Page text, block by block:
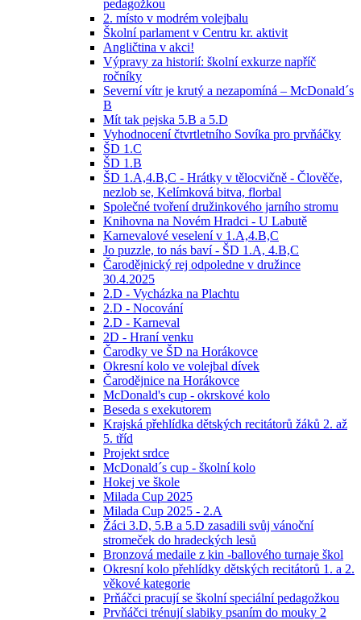
pedagožkou
2. místo v modrém volejbalu
Školní parlament v Centru kr. aktivit
Angličtina v akci!
Výpravy za historií: školní exkurze napříč
ročníky
Severní vítr je krutý a nezapomíná – McDonald´s
B
Mít tak pejska 5.B a 5.D
Vyhodnocení čtvrtletního Sovíka pro prvňáčky
ŠD 1.C
ŠD 1.B
ŠD 1.A,4.B,C - Hrátky v tělocvičně - Člověče,
nezlob se, Kelímková bitva, florbal
Společné tvoření družinkového jarního stromu
Knihovna na Novém Hradci - U Labutě
Karnevalové veselení v 1.A,4.B,C
Jo puzzle, to nás baví - ŠD 1.A, 4.B,C
Čarodějnický rej odpoledne v družince
30.4.2025
2.D - Vycházka na Plachtu
2.D - Nocování
2.D - Karneval
2D - Hraní venku
Čarodky ve ŠD na Horákovce
Okresní kolo ve volejbal dívek
Čarodějnice na Horákovce
McDonald's cup - okrskové kolo
Beseda s exekutorem
Krajská přehlídka dětských recitátorů žáků 2. až
5. tříd
Projekt srdce
McDonald´s cup - školní kolo
Hokej ve škole
Milada Cup 2025
Milada Cup 2025 - 2.A
Žáci 3.D, 5.B a 5.D zasadili svůj vánoční
stromeček do hradeckých lesů
Bronzová medaile z kin -ballového turnaje škol
Okresní kolo přehlídky dětských recitátorů 1. a 2.
věkové kategorie
Prňáčci pracují se školní speciální pedagožkou
Prvňáčci trénují slabiky psaním do mouky 2